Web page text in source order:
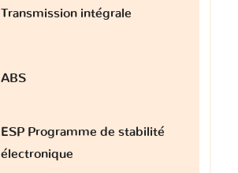
Transmission intégrale
ABS
ESP Programme de stabilité
électronique